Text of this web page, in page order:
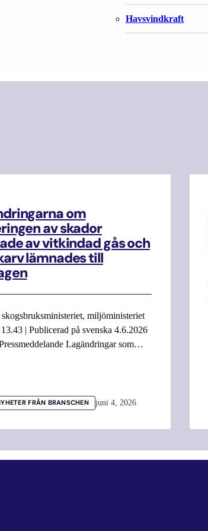
Havsvindkraft
om
av skador
av vitkindad gås och
lämnades till
miljöministeriet
| Publicerad på svenska 4.6.2026
Lagändringar som…
FRÅN BRANSCHEN juni 4, 2026